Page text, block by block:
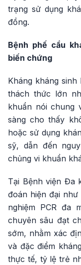
trạng sử dụng
đồng.
Bệnh phế cầu
biến chứng
Kháng kháng
thách thức lớn
khuẩn nói chung
sàng cho thấy
hoặc sử dụng
sỹ, dẫn đến
chủng vi khuẩn
Tại Bệnh viện Đa
đoán hiện đại
nghiệm PCR đa
chuyên sâu đạt
sớm, nhằm xác
và đặc điểm
thực tế, tỷ lệ trẻ